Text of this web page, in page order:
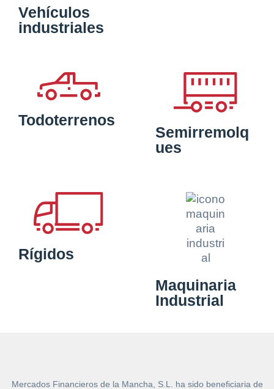
Vehículos
industriales
Todoterrenos
Semirremolq
ues
Rígidos
Maquinaria
Industrial
Mercados Financieros de la Mancha, S.L. ha sido beneficiaria de